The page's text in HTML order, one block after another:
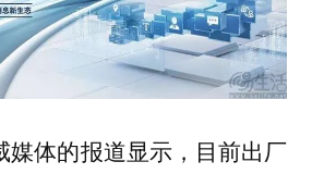
媒体的报道显示，目前出厂